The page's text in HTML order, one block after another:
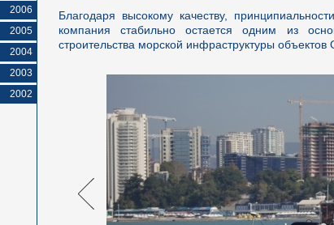
2006
2005
2004
2003
2002
Благодаря высокому качеству,
компания стабильно остается одним из
строительства морской инфраструктуры